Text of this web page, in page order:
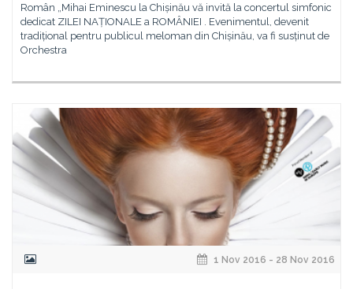
Român „Mihai Eminescu la Chișinău vă invită la concertul simfonic
dedicat ZILEI NAȚIONALE a ROMÂNIEI . Evenimentul, devenit
tradițional pentru publicul meloman din Chișinău, va fi susținut de
Orchestra
1 Nov 2016 - 28 Nov 2016